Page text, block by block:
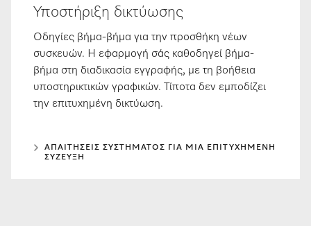
Υποστήριξη δικτύωσης
Οδηγίες βήμα-βήμα για την προσθήκη νέων
συσκευών. Η εφαρμογή σάς καθοδηγεί βήμα-
βήμα στη διαδικασία εγγραφής, με τη βοήθεια
υποστηρικτικών γραφικών. Τίποτα δεν εμποδίζει
την επιτυχημένη δικτύωση.
ΑΠΑΙΤΉΣΕΙΣ ΣΥΣΤΉΜΑΤΟΣ ΓΙΑ ΜΙΑ ΕΠΙΤΥΧΗΜΈΝΗ
ΣΎΖΕΥΞΗ